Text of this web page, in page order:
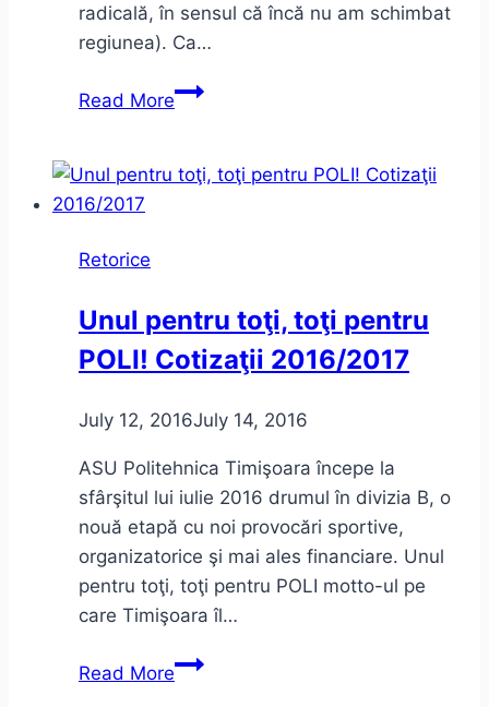
radicală, în sensul că încă nu am schimbat
regiunea). Ca…
Read MoreOraşele
oraş
Retorice
Unul pentru toţi, toţi pentru
POLI! Cotizaţii 2016/2017
July 12, 2016July 14, 2016
ASU Politehnica Timişoara începe la
sfârşitul lui iulie 2016 drumul în divizia B, o
nouă etapă cu noi provocări sportive,
organizatorice şi mai ales financiare. Unul
pentru toţi, toţi pentru POLI motto-ul pe
care Timişoara îl…
Read MoreUnul